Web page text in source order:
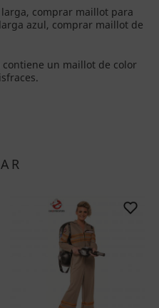
comprar maillot para
azul, comprar maillot de
un maillot de color